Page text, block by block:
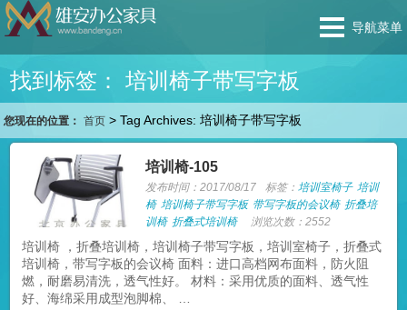
导航菜单
找到标签： 培训椅子带写字板
您现在的位置： 首页 >Tag Archives: 培训椅子带写字板
培训椅-105
发布时间：2017/08/17 标签： 培训室椅子 培训
椅 培训椅子带写字板 带写字板的会议椅 折叠培
训椅 折叠式培训椅 浏览次数：2552
培训椅 ，折叠培训椅，培训椅子带写字板，培训室椅子，折叠式
培训椅，带写字板的会议椅 面料：进口高档网布面料，防火阻
燃，耐磨易清洗，透气性好。 材料：采用优质的面料、透气性
好、海绵采用成型泡脚棉、 …